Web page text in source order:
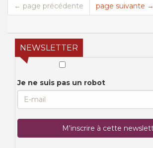
← page précédente page suivante →
NEWSLETTER
Je ne suis pas un robot